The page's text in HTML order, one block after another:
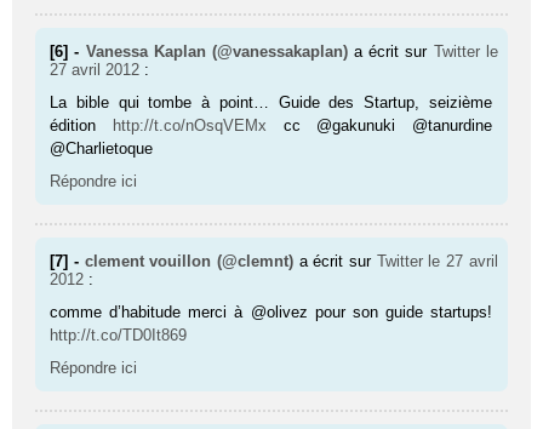
[6] - Vanessa Kaplan (@vanessakaplan) a écrit sur Twitter le
27 avril 2012 :
La bible qui tombe à point… Guide des Startup, seizième
édition
http://t.co/nOsqVEMx cc @gakunuki @tanurdine
@Charlietoque
Répondre ici
[7] - clement vouillon (@clemnt) a écrit sur Twitter le 27 avril
2012 :
comme d’habitude merci à @olivez pour son guide startups!
http://t.co/TD0It869
Répondre ici